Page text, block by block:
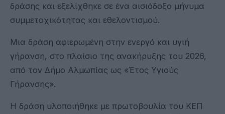
δράσης και εξελίχθηκε σε ένα αισιόδοξο μήνυμα
συμμετοχικότητας και εθελοντισμού.
Μια δράση αφιερωμένη στην ενεργό και υγιή
γήρανση, στο πλαίσιο της ανακήρυξης του 2026,
από τον Δήμο Αλμωπίας ως «Έτος Υγιούς
Γήρανσης».
Η δράση υλοποιήθηκε με πρωτοβουλία του ΚΕΠ